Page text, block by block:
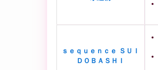
ｓｅｑｕｅｎｃｅ ＳＵＩ
ＤＯＢＡＳＨＩ